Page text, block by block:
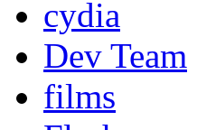
cydia
Dev Team
films